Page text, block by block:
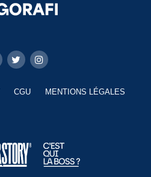
CGU MENTIONS LÉGALES